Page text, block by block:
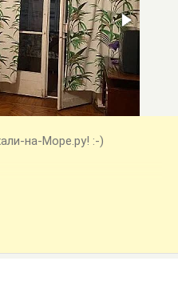
на-Море.ру! :-)